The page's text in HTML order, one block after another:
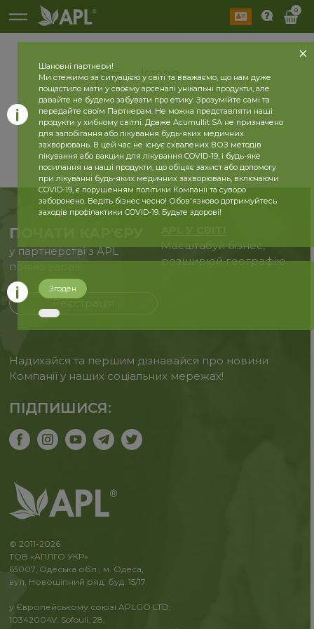
0
Історія
2026 рік 2025 рік
назад
ПОЧАТИ КАР'ЄРУ
у партнерстві з APL
прямо зараз
Реєстрація
Масштабуй бізнес,
розширюй географію.
Надихайся та першим дізнавайся про новини
Компанії у наших соціальних мережах!
ПІДПИШИСЯ:
© 2011-2026
ТОВ «АПЛГО УКР»
65007, Одеська обл., м. Одеса,
вул. Новощіпний ряд, буд. 15/17
у Європейському союзі APLGO LTD:
10342004V. Sofouli, 28,
Шановні партнери!
Ми стежимо за ситуацією у світі та вважаємо, що нам дуже
пощастило мати у своєму арсеналі унікальні продукти, але
давайте не будемо забувати про етику. Зрозумійте самі та
передайте своїм Партнерам. Не можна представляти наші
продукти у хибному світлі. Драже Acumullit SA не призначено
для запобігання або лікування будь-яких медичних
захворювань. В цей час не існує схвалених ВОЗ методів
лікування або вакцин для лікування COVID-19, і будь-яке
посилання на наші продукти, що обіцяє захист або допомогу
при лікуванні будь-яких медичних захворювань, включаючи
COVID-19, є порушенням політики Компанії та суворо
заборонено. Ведіть бізнес чесно! Обов'язково дотримуйтесь
заходів профілактики COVID-19. Будьте здорові!
Згоден